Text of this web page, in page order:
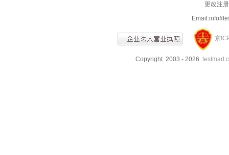
更改注
京
Copyright 2003 - 2026